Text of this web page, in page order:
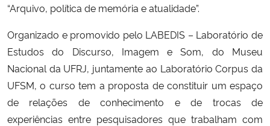
Ministério do Meio Ambiente
Ministério do Turismo
Ministério do Desenvolvimento Regional
Controladoria-Geral da União
“Arquivo, política de memória e atualidade”.
Organizado e promovido pelo LABEDIS – Laboratório de
Estudos do Discurso, Imagem e Som, do Museu
Nacional da UFRJ, juntamente ao Laboratório Corpus da
UFSM, o curso tem a proposta de constituir um espaço
de relações de conhecimento e de trocas de
experiências entre pesquisadores que trabalham com